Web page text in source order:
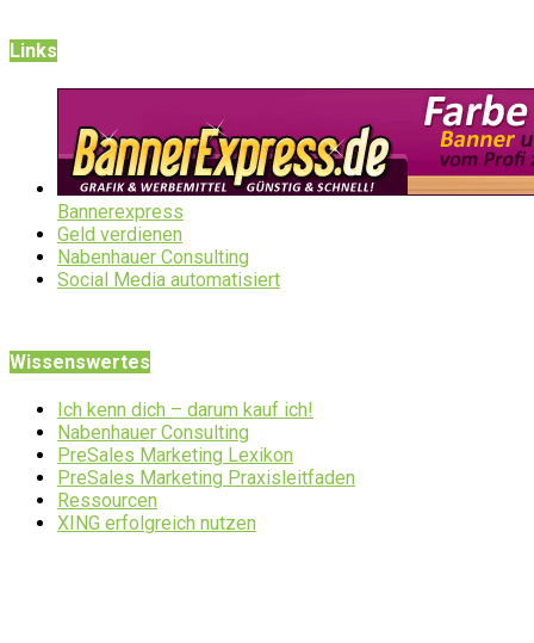
Links
Bannerexpress
Geld verdienen
Nabenhauer Consulting
Social Media automatisiert
Wissenswertes
Ich kenn dich – darum kauf ich!
Nabenhauer Consulting
PreSales Marketing Lexikon
PreSales Marketing Praxisleitfaden
Ressourcen
XING erfolgreich nutzen